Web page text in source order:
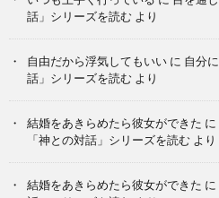
話」シリーズを読む より
自由だから浮気してもいい に 自分
話」シリーズを読む より
結婚をあきらめたら彼女ができた に
「神との対話」シリーズを読む より
結婚をあきらめたら彼女ができた に